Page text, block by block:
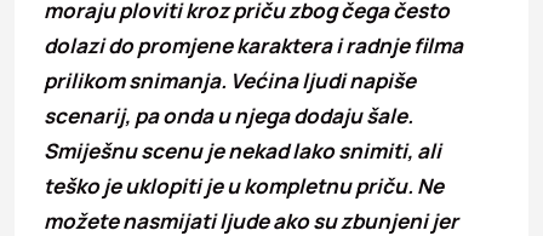
moraju ploviti kroz priču zbog čega često
dolazi do promjene karaktera i radnje filma
prilikom snimanja. Većina ljudi napiše
scenarij, pa onda u njega dodaju šale.
Smiješnu scenu je nekad lako snimiti, ali
teško je uklopiti je u kompletnu priču. Ne
možete nasmijati ljude ako su zbunjeni jer